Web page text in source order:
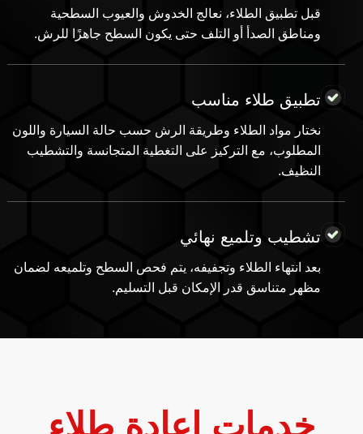
قبل تطبيق الطلاء، نعالج الخدوش والعيوب السطحية
ومناطق الصدأ أو التلف حتى يكون السطح جاهزًا للرش.
تطبيق طلاء مناسب
نختار مواد الطلاء وطريقة الرش حسب حالة السيارة واللون
المطلوب، مع التركيز على التغطية المتجانسة والتشطيب
النظيف.
تشطيب وتلميع نهائي
بعد انتهاء الطلاء وتجفيفه، يتم فحص السطح وتلميعه لضمان
مظهر متناسق قدر الإمكان قبل التسليم.
خدمات إعادة طلاء